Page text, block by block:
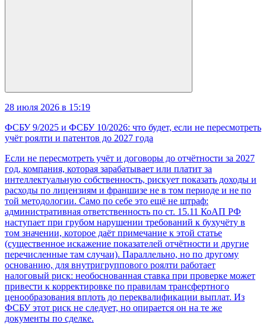
28 июля 2026 в 15:19
ФСБУ 9/2025 и ФСБУ 10/2026: что будет, если не пересмотреть
учёт роялти и патентов до 2027 года
Если не пересмотреть учёт и договоры до отчётности за 2027
год, компания, которая зарабатывает или платит за
интеллектуальную собственность, рискует показать доходы и
расходы по лицензиям и франшизе не в том периоде и не по
той методологии. Само по себе это ещё не штраф:
административная ответственность по ст. 15.11 КоАП РФ
наступает при грубом нарушении требований к бухучёту в
том значении, которое даёт примечание к этой статье
(существенное искажение показателей отчётности и другие
перечисленные там случаи). Параллельно, но по другому
основанию, для внутригруппового роялти работает
налоговый риск: необоснованная ставка при проверке может
привести к корректировке по правилам трансфертного
ценообразования вплоть до переквалификации выплат. Из
ФСБУ этот риск не следует, но опирается он на те же
документы по сделке.